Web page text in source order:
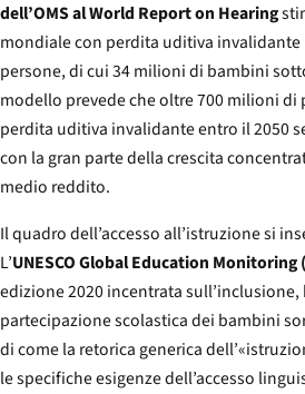
dell’OMS al World Report on Hearing
mondiale con perdita uditiva
persone, di cui 34 milioni di bambini
modello prevede che oltre 700 milioni di
perdita uditiva invalidante entro il 2050
con la gran parte della crescita
medio reddito.
Il quadro dell’accesso all’istruzione si
L’UNESCO Global Education Monitoring
edizione 2020 incentrata
partecipazione scolastica dei bambini
di come la retorica generica
le specifiche esigenze dell’accesso